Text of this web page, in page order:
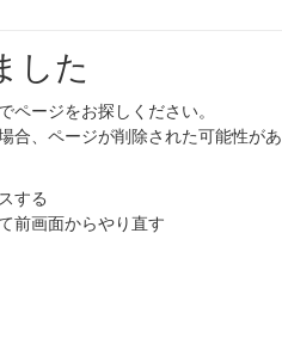
した
ページをお探しください。
合、ページが削除された可能性があ
する
前画面からやり直す